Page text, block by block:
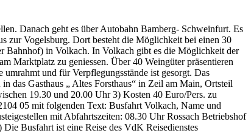
Danach geht es über Autobahn Bamberg- Schweinfurt. Es
zur Vogelsburg. Dort besteht die Möglichkeit bei einen 30
Bahnhof) in Volkach. In Volkach gibt es die Möglichkeit der
Marktplatz zu geniessen. Über 40 Weingüter präsentieren
und für Verpflegungsstände ist gesorgt. Das
das Gasthaus „ Altes Forsthaus“ in Zeil am Main, Ortsteil
19.30 und 20.00 Uhr 3) Kosten 40 Euro/Pers. zu
05 mit folgenden Text: Busfahrt Volkach, Name und
mit Abfahrtszeiten: 08.30 Uhr Rossach Betriebshof
Busfahrt ist eine Reise des VdK Reisedienstes